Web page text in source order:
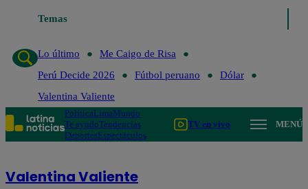
Temas
Lo último
Me Caigo de Risa
Perú Decide 2026
Fútbol peruano
Dólar
Valentina Valiente
PolíticaLimaMundo
Te ayudoTendencias
DeportesEspectáculos
TV en vivo MENÚ
Valentina Valiente